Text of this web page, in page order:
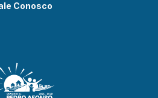
Conosco